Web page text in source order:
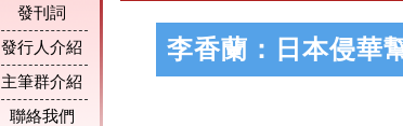
發刊詞
發行人介紹
主筆群介紹
聯絡我們
李香蘭：日本侵華